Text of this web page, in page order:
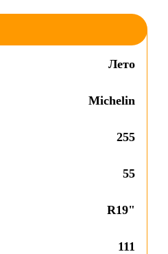
Лето
Michelin
255
55
R19"
111